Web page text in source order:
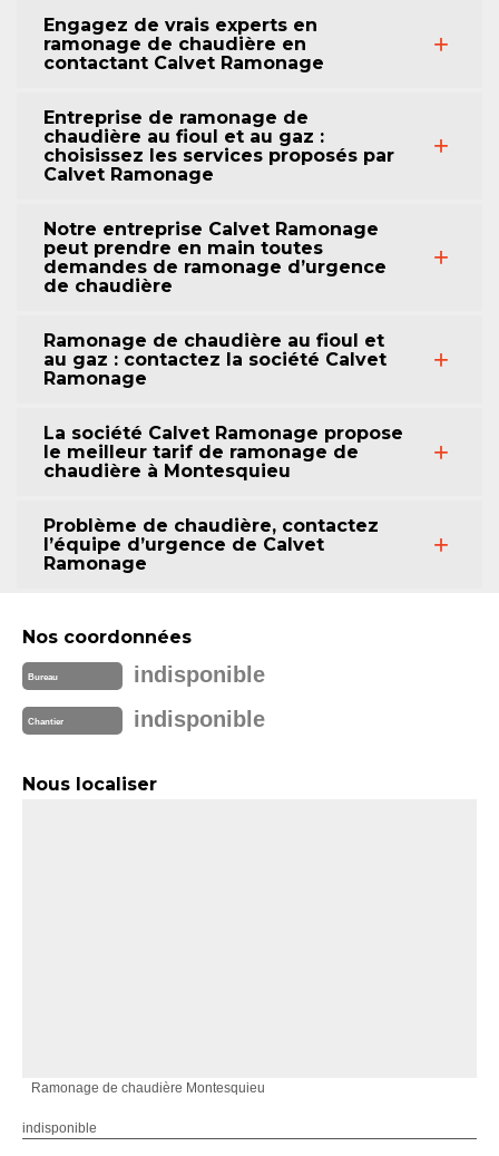
Engagez de vrais experts en
ramonage de chaudière en
contactant Calvet Ramonage
Entreprise de ramonage de
chaudière au fioul et au gaz :
choisissez les services proposés par
Calvet Ramonage
Notre entreprise Calvet Ramonage
peut prendre en main toutes
demandes de ramonage d’urgence
de chaudière
Ramonage de chaudière au fioul et
au gaz : contactez la société Calvet
Ramonage
La société Calvet Ramonage propose
le meilleur tarif de ramonage de
chaudière à Montesquieu
Problème de chaudière, contactez
l’équipe d’urgence de Calvet
Ramonage
Nos coordonnées
Bureau indisponible
Chantier indisponible
Nous localiser
Ramonage de chaudière Montesquieu
indisponible